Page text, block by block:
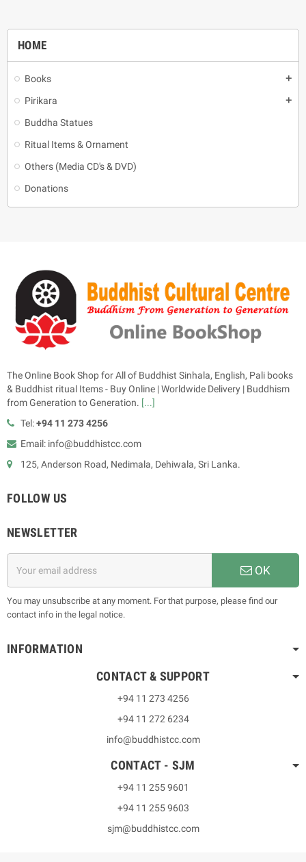
HOME
Books add
Pirikara add
Buddha Statues
Ritual Items & Ornament
Others (Media CD's & DVD)
Donations
The Online Book Shop for All of Buddhist Sinhala, English, Pali books
& Buddhist ritual Items - Buy Online | Worldwide Delivery | Buddhism
from Generation to Generation. [...]
Tel:+94 11 273 4256
Email: info@buddhistcc.com
125, Anderson Road, Nedimala, Dehiwala, Sri Lanka.
FOLLOW US
NEWSLETTER
OK
You may unsubscribe at any moment. For that purpose, please find our
contact info in the legal notice.
INFORMATION
CONTACT & SUPPORT
+94 11 273 4256
+94 11 272 6234
info@buddhistcc.com
CONTACT - SJM
+94 11 255 9601
+94 11 255 9603
sjm@buddhistcc.com